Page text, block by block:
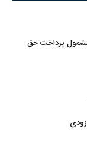
در بیمه درمان روستاییان؛ دهک‌های ۶ تا ۱۰ مشمول پرداخت حق